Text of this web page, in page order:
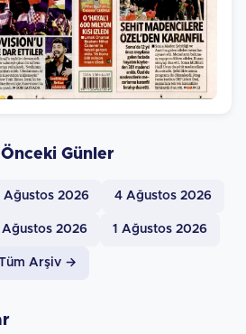
Günler
Ağustos 2026 4 Ağustos 2026
Ağustos 2026 1 Ağustos 2026
Arşiv →